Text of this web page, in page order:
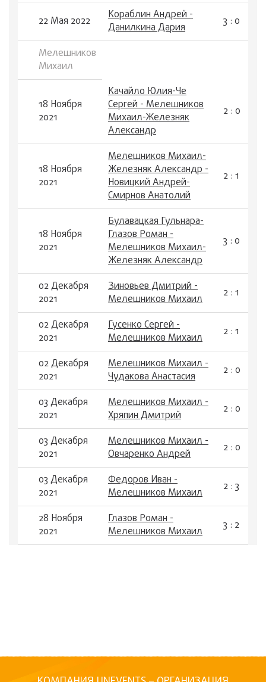
22 Мая 2022
Кораблин Андрей -
Данилкина Дария
3 : 0
Мелешников
Михаил
18 Ноября
2021
Качайло Юлия-Че
Сергей - Мелешников
Михаил-Железняк
Александр
2 : 0
18 Ноября
2021
Мелешников Михаил-
Железняк Александр -
Новицкий Андрей-
Смирнов Анатолий
2 : 1
18 Ноября
2021
Булавацкая Гульнара-
Глазов Роман -
Мелешников Михаил-
Железняк Александр
3 : 0
02 Декабря
2021
Зиновьев Дмитрий -
Мелешников Михаил
2 : 1
02 Декабря
2021
Гусенко Сергей -
Мелешников Михаил
2 : 1
02 Декабря
2021
Мелешников Михаил -
Чудакова Анастасия
2 : 0
03 Декабря
2021
Мелешников Михаил -
Хряпин Дмитрий
2 : 0
03 Декабря
2021
Мелешников Михаил -
Овчаренко Андрей
2 : 0
03 Декабря
2021
Федоров Иван -
Мелешников Михаил
2 : 3
28 Ноября
2021
Глазов Роман -
Мелешников Михаил
3 : 2